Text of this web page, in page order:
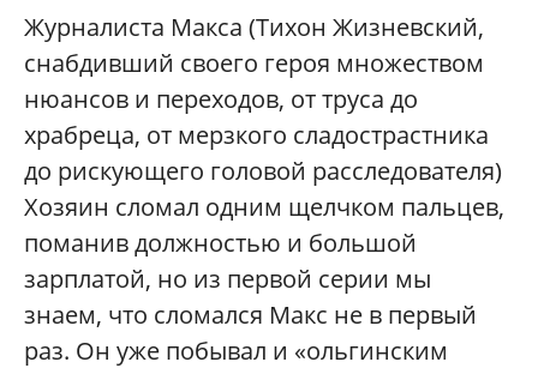
Журналиста Макса (Тихон Жизневский,
снабдивший своего героя множеством
нюансов и переходов, от труса до
храбреца, от мерзкого сладострастника
до рискующего головой расследователя)
Хозяин сломал одним щелчком пальцев,
поманив должностью и большой
зарплатой, но из первой серии мы
знаем, что сломался Макс не в первый
раз. Он уже побывал и «ольгинским